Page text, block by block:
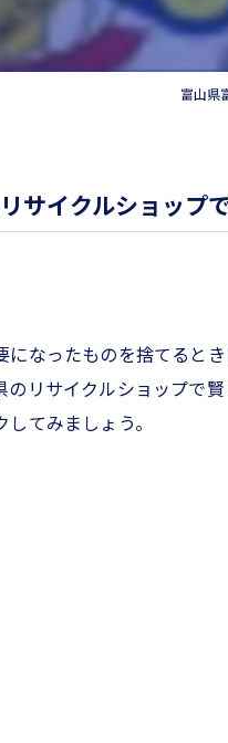
富山県
サイクルショップ
になったものを捨てると
のリサイクルショップで
てみましょう。